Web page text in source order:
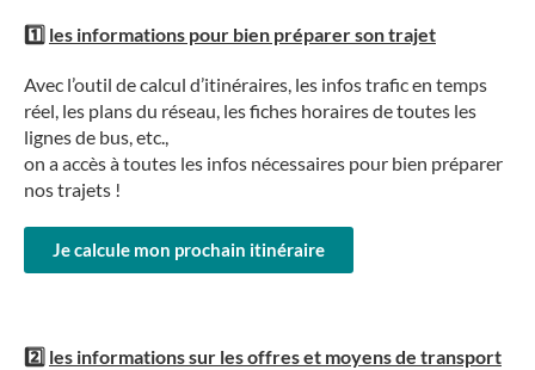
1️⃣ les informations pour bien préparer son trajet
Avec l’outil de calcul d’itinéraires, les infos trafic en temps
réel, les plans du réseau, les fiches horaires de toutes les
lignes de bus, etc.,
on a accès à toutes les infos nécessaires pour bien préparer
nos trajets !
Je calcule mon prochain itinéraire
2️⃣ les informations sur les offres et moyens de transport